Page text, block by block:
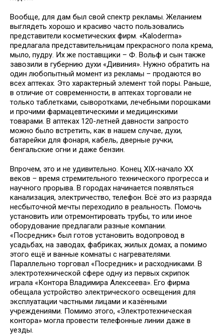
Вообще, для дам был свой спектр рекламы. Желанием
выглядеть хорошо и красиво часто пользовались
представители косметических фирм. «Kaloderma»
предлагала представительницам прекрасного пола крема,
мыло, пудру. Их же поставщики – Ф. Вольф и сын также
завозили в губернию духи «Дивиния». Нужно обратить на
один любопытный момент из рекламы – продаются во
всех аптеках. Это характерный элемент той поры. Раньше,
в отличие от современности, в аптеках торговали не
только таблетками, сыворотками, лечебными порошками
и прочими фармацевтическими и медицинскими
товарами. В аптеках 120-летней давности запросто
можно было встретить, как в нашем случае, духи,
батарейки для фонаря, кабель, дверные ручки,
бенгальские огни и даже бензин.
Впрочем, это и не удивительно. Конец XIX-начало ХХ
веков – время стремительного технического прогресса и
научного прорыва. В городах начинается появляться
канализация, электричество, телефон. Всё это из разряда
несбыточной мечты переходило в реальность. Помочь
установить или отремонтировать трубы, то или иное
оборудование предлагали разные компании.
«Посредник» был готов установить водопровод в
усадьбах, на заводах, фабриках, жилых домах, а помимо
этого ещё и ванные комнаты с нагревателями.
Параллельно торговал «Посредник» и расходниками. В
электротехнической сфере одну из первых скрипок
играла «Контора Владимира Алексеева». Его фирма
обещала устройство электрического освещения для
эксплуатации частными лицами и казёнными
учреждениями. Помимо этого, «Электротехническая
контора» могла провести телефонные линии даже в
уезды.